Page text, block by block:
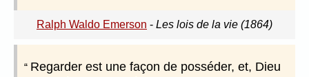
Ralph Waldo Emerson - Les lois de la vie (1864)
Regarder est une façon de posséder, et, Dieu